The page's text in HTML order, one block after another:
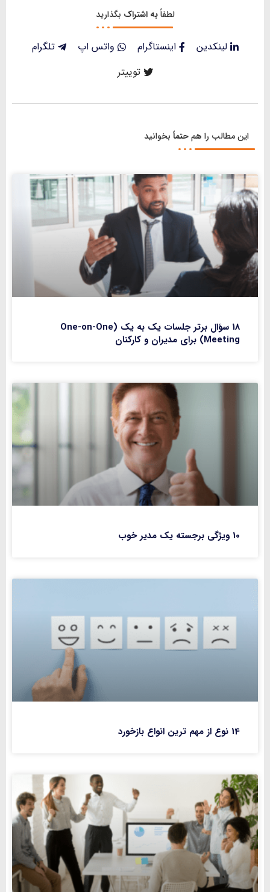
لطفاًبه اشتراک بگذارید
لینکدین اینستاگرام واتس اپ
تلگرام
توییتر
این مطالب را همحتماً بخوانید
18 سؤال برتر جلسات یک به یک (One-on-One
Meeting) برای مدیران و کارکنان
10 ویژگی برجسته یک مدیر خوب
14 نوع از مهم ترین انواع بازخورد